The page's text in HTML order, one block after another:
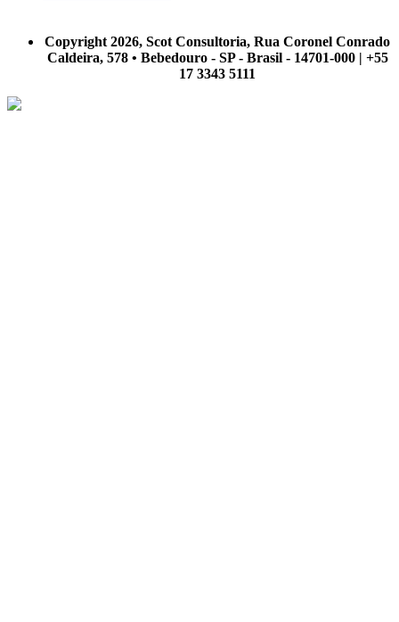
Copyright 2026, Scot Consultoria, Rua Coronel Conrado
Caldeira, 578 • Bebedouro - SP - Brasil - 14701-000 | +55
17 3343 5111